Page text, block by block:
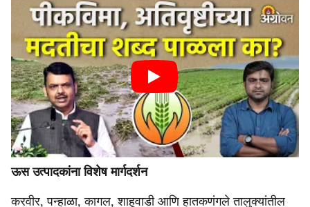
ऊस उत्पादकांना विशेष मार्गदर्शन
करवीर, पन्हाळा, कागल, शाहूवाडी आणि हातकणंगले तालुक्यांतील